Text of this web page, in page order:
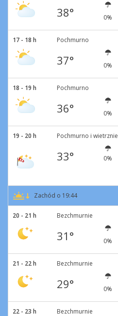
38° 0%
17 - 18 h Pochmurno
37° 0%
18 - 19 h Pochmurno
36° 0%
19 - 20 h Pochmurno i wietrznie
33° 0%
Zachód o 19:44
20 - 21 h Bezchmurnie
31° 0%
21 - 22 h Bezchmurnie
29° 0%
22 - 23 h Bezchmurnie